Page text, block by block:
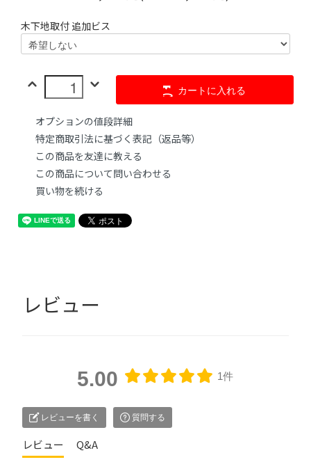
木下地取付 追加ビス
カートに入れる
オプションの値段詳細
特定商取引法に基づく表記（返品等）
この商品を友達に教える
この商品について問い合わせる
買い物を続ける
レビュー
5.00 1件
レビューを書く 質問する
レビュー Q&A